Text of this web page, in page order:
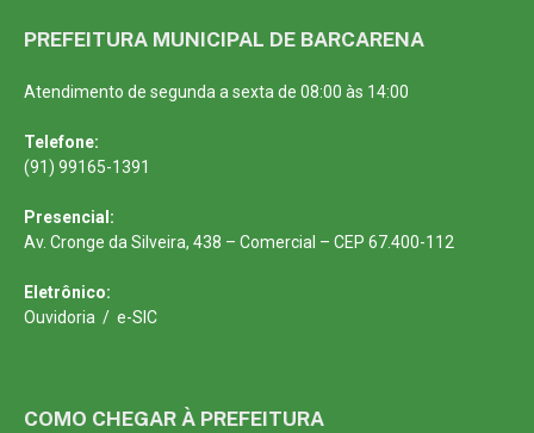
PREFEITURA MUNICIPAL DE BARCARENA
Atendimento de segunda a sexta de 08:00 às 14:00
Telefone:
(91) 99165-1391
Presencial:
Av. Cronge da Silveira, 438 – Comercial – CEP 67.400-112
Eletrônico:
Ouvidoria / e-SIC
COMO CHEGAR À PREFEITURA